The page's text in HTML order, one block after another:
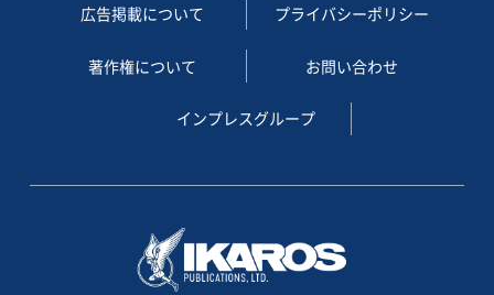
広告掲載について プライバシーポリシー
著作権について お問い合わせ
インプレスグループ